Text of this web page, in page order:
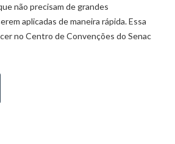
não precisam de grandes
aplicadas de maneira rápida. Essa
no Centro de Convenções do Senac